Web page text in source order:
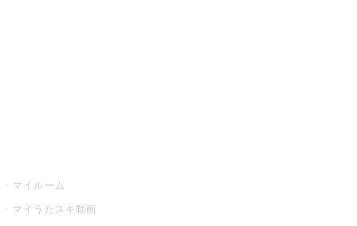
マイルーム
マイうたスキ動画